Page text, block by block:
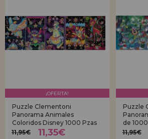
¡OFERTA!
Puzzle Clementoni
Panorama Animales
Coloridos Disney 1000 Pzas
11,95€
11,35€
Puzzle
de
11,95€